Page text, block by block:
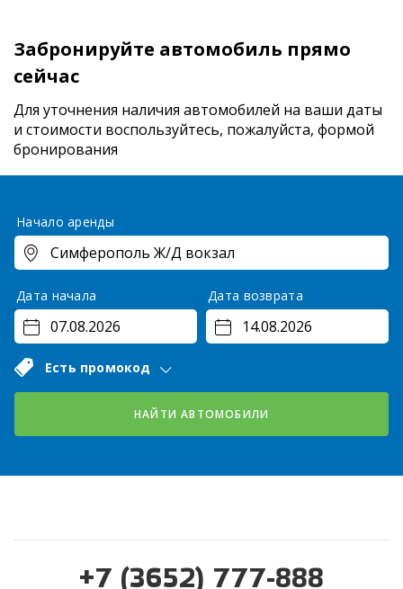
Забронируйте автомобиль прямо
сейчас
Для уточнения наличия автомобилей на ваши даты
и стоимости воспользуйтесь, пожалуйста, формой
бронирования
Начало аренды
Дата начала Дата возврата
Есть промокод
НАЙТИ АВТОМОБИЛИ
+7 (3652) 777-888